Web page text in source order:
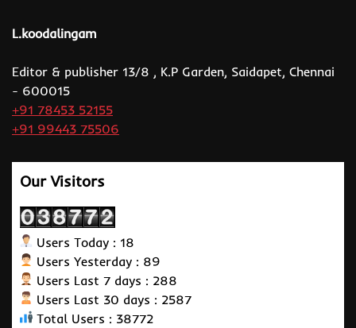
L.koodalingam
Editor & publisher 13/8 , K.P Garden, Saidapet, Chennai
- 600015
+91 78453 52155
+91 99443 75506
Our Visitors
Users Today : 18
Users Yesterday : 89
Users Last 7 days : 288
Users Last 30 days : 2587
Total Users : 38772